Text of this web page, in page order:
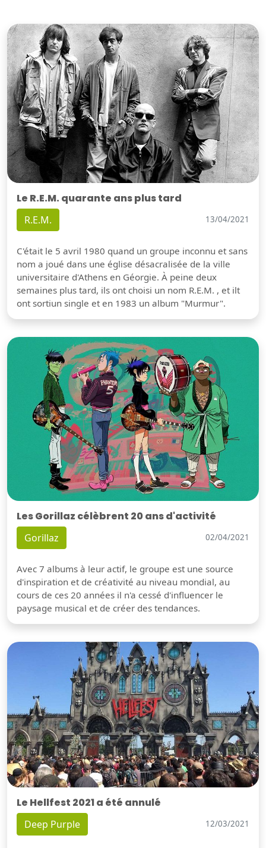
Le R.E.M. quarante ans plus tard
R.E.M. 13/04/2021
C'était le 5 avril 1980 quand un groupe inconnu et sans
nom a joué dans une église désacralisée de la ville
universitaire d'Athens en Géorgie. À peine deux
semaines plus tard, ils ont choisi un nom R.E.M. , et ilt
ont sortiun single et en 1983 un album "Murmur".
Les Gorillaz célèbrent 20 ans d'activité
Gorillaz 02/04/2021
Avec 7 albums à leur actif, le groupe est une source
d'inspiration et de créativité au niveau mondial, au
cours de ces 20 années il n'a cessé d'influencer le
paysage musical et de créer des tendances.
Le Hellfest 2021 a été annulé
Deep Purple 12/03/2021